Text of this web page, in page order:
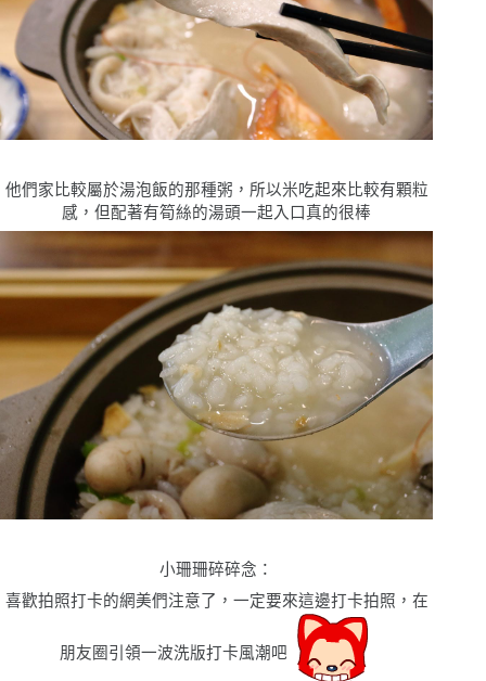
他們家比較屬於湯泡飯的那種粥，所以米吃起來比較有顆粒
感，但配著有筍絲的湯頭一起入口真的很棒
小珊珊碎碎念 ：
喜歡拍照打卡的網美們注意了，一定要來這邊打卡拍照，在
朋友圈引領一波洗版打卡風潮吧